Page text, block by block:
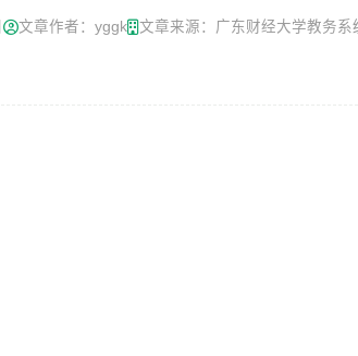
文章作者：yggk
文章来源：广东财经大学教务系